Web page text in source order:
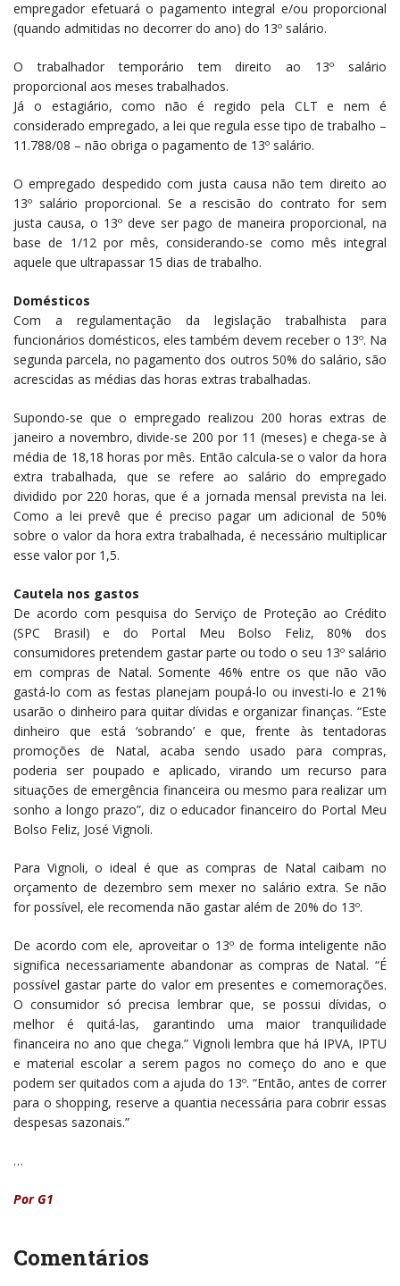
empregador efetuará o pagamento integral e/ou proporcional
(quando admitidas no decorrer do ano) do 13º salário.
O trabalhador temporário tem direito ao 13º salário
proporcional aos meses trabalhados.
Já o estagiário, como não é regido pela CLT e nem é
considerado empregado, a lei que regula esse tipo de trabalho –
11.788/08 – não obriga o pagamento de 13º salário.
O empregado despedido com justa causa não tem direito ao
13º salário proporcional. Se a rescisão do contrato for sem
justa causa, o 13º deve ser pago de maneira proporcional, na
base de 1/12 por mês, considerando-se como mês integral
aquele que ultrapassar 15 dias de trabalho.
Domésticos
Com a regulamentação da legislação trabalhista para
funcionários domésticos, eles também devem receber o 13º. Na
segunda parcela, no pagamento dos outros 50% do salário, são
acrescidas as médias das horas extras trabalhadas.
Supondo-se que o empregado realizou 200 horas extras de
janeiro a novembro, divide-se 200 por 11 (meses) e chega-se à
média de 18,18 horas por mês. Então calcula-se o valor da hora
extra trabalhada, que se refere ao salário do empregado
dividido por 220 horas, que é a jornada mensal prevista na lei.
Como a lei prevê que é preciso pagar um adicional de 50%
sobre o valor da hora extra trabalhada, é necessário multiplicar
esse valor por 1,5.
Cautela nos gastos
De acordo com pesquisa do Serviço de Proteção ao Crédito
(SPC Brasil) e do Portal Meu Bolso Feliz, 80% dos
consumidores pretendem gastar parte ou todo o seu 13º salário
em compras de Natal. Somente 46% entre os que não vão
gastá-lo com as festas planejam poupá-lo ou investi-lo e 21%
usarão o dinheiro para quitar dívidas e organizar finanças. “Este
dinheiro que está ‘sobrando’ e que, frente às tentadoras
promoções de Natal, acaba sendo usado para compras,
poderia ser poupado e aplicado, virando um recurso para
situações de emergência financeira ou mesmo para realizar um
sonho a longo prazo”, diz o educador financeiro do Portal Meu
Bolso Feliz, José Vignoli.
Para Vignoli, o ideal é que as compras de Natal caibam no
orçamento de dezembro sem mexer no salário extra. Se não
for possível, ele recomenda não gastar além de 20% do 13º.
De acordo com ele, aproveitar o 13º de forma inteligente não
significa necessariamente abandonar as compras de Natal. “É
possível gastar parte do valor em presentes e comemorações.
O consumidor só precisa lembrar que, se possui dívidas, o
melhor é quitá-las, garantindo uma maior tranquilidade
financeira no ano que chega.” Vignoli lembra que há IPVA, IPTU
e material escolar a serem pagos no começo do ano e que
podem ser quitados com a ajuda do 13º. “Então, antes de correr
para o shopping, reserve a quantia necessária para cobrir essas
despesas sazonais.”
…
Por G1
Comentários